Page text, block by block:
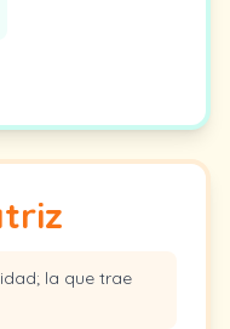
la que trae